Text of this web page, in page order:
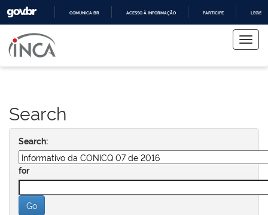
COMUNICA BR ACESSO À INFORMAÇÃO PARTICIPE
navigation
Search
Search:
for